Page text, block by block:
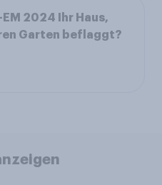
EM 2024 Ihr Haus,
Garten beflaggt?